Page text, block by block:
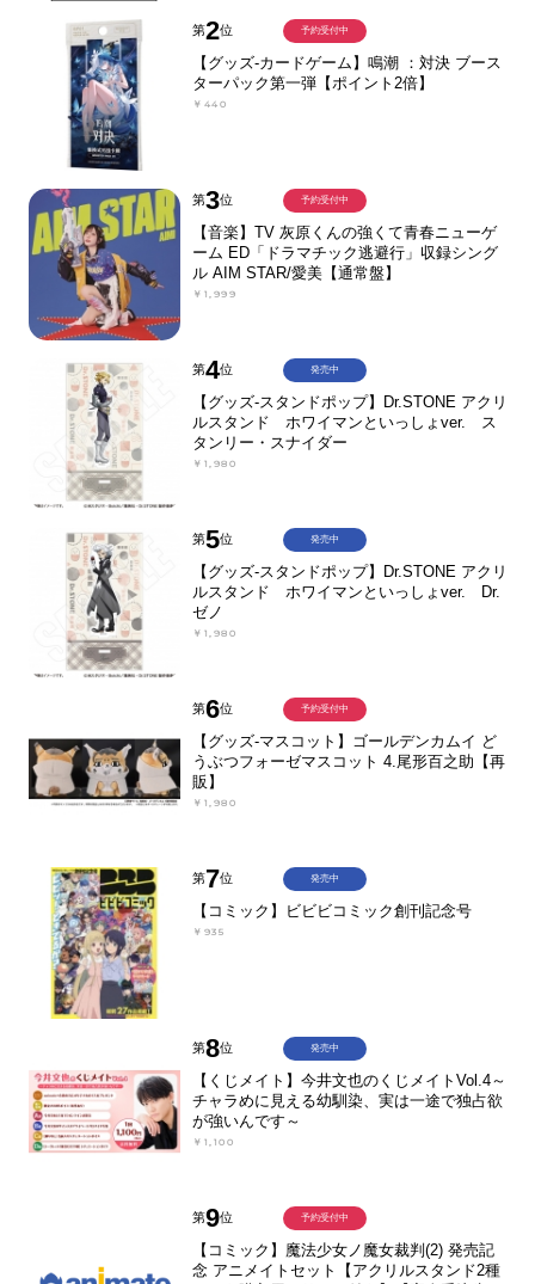
第2位
【グッズ-カードゲーム】鳴潮 ：対決 ブース
ターパック第一弾【ポイント2倍】
￥440
予約受付中
第3位
【音楽】TV 灰原くんの強くて青春ニューゲ
ーム ED「ドラマチック逃避行」収録シング
ル AIM STAR/愛美【通常盤】
￥1,999
予約受付中
第4位
【グッズ-スタンドポップ】Dr.STONE アクリ
ルスタンド ホワイマンといっしょver. ス
タンリー・スナイダー
￥1,980
発売中
第5位
【グッズ-スタンドポップ】Dr.STONE アクリ
ルスタンド ホワイマンといっしょver. Dr.
ゼノ
￥1,980
発売中
第6位
【グッズ-マスコット】ゴールデンカムイ ど
うぶつフォーゼマスコット 4.尾形百之助【再
販】
￥1,980
予約受付中
第7位
【コミック】ビビビコミック創刊記念号
￥935
発売中
第8位
【くじメイト】今井文也のくじメイトVol.4～
チャラめに見える幼馴染、実は一途で独占欲
が強いんです～
￥1,100
発売中
第9位
【コミック】魔法少女ノ魔女裁判(2) 発売記
念 アニメイトセット【アクリルスタンド2種
予約受付中